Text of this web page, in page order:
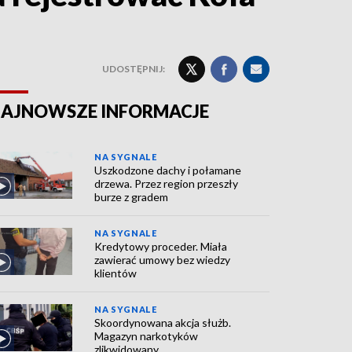
UDOSTĘPNIJ:
INFORMACJE
NA SYGNALE
Uszkodzone dachy i połamane
drzewa. Przez region przeszły
burze z gradem
NA SYGNALE
Kredytowy proceder. Miała
zawierać umowy bez wiedzy
klientów
NA SYGNALE
Skoordynowana akcja służb.
Magazyn narkotyków
zlikwidowany